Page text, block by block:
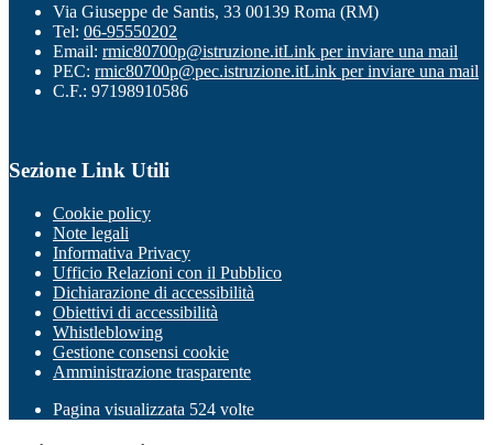
Via Giuseppe de Santis, 33 00139 Roma (RM)
Tel: 06-95550202
Email: rmic80700p@istruzione.itLink per inviare una mail
PEC: rmic80700p@pec.istruzione.itLink per inviare una mail
C.F.: 97198910586
Sezione Link Utili
Cookie policy
Note legali
Informativa Privacy
Ufficio Relazioni con il Pubblico
Dichiarazione di accessibilità
Obiettivi di accessibilità
Whistleblowing
Gestione consensi cookie
Amministrazione trasparente
Pagina visualizzata 524 volte